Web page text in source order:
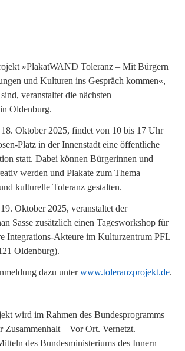
»PlakatWAND Toleranz – Mit Bürgern
und Kulturen ins Gespräch kommen«,
veranstaltet die nächsten
Oldenburg.
18. Oktober 2025, findet von 10 bis 17 Uhr
Platz in der Innenstadt eine öffentliche
statt. Dabei können Bürgerinnen und
werden und Plakate zum Thema
kulturelle Toleranz gestalten.
Oktober 2025, veranstaltet der
Sasse zusätzlich einen Tagesworkshop für
Integrations-Akteure im Kulturzentrum PFL
Oldenburg).
dazu unterwww.toleranzprojekt.de.
wird im Rahmen des Bundesprogramms
Zusammenhalt – Vor Ort. Vernetzt.
des Bundesministeriums des Innern